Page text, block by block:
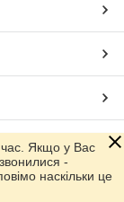
час. Якщо у Вас
-
наскільки це